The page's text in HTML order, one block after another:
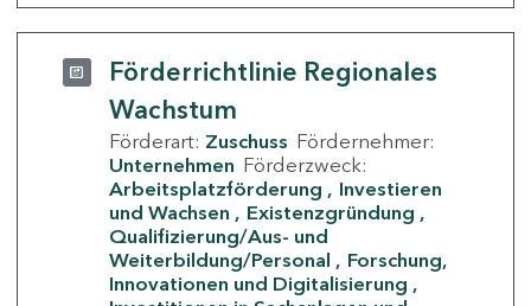
Förderrichtlinie Regionales
Wachstum
Förderart: Zuschuss Fördernehmer:
Unternehmen Förderzweck:
Arbeitsplatzförderung
Investieren
und Wachsen
Existenzgründung
Qualifizierung/Aus- und
Weiterbildung/Personal
Forschung,
Innovationen und Digitalisierung